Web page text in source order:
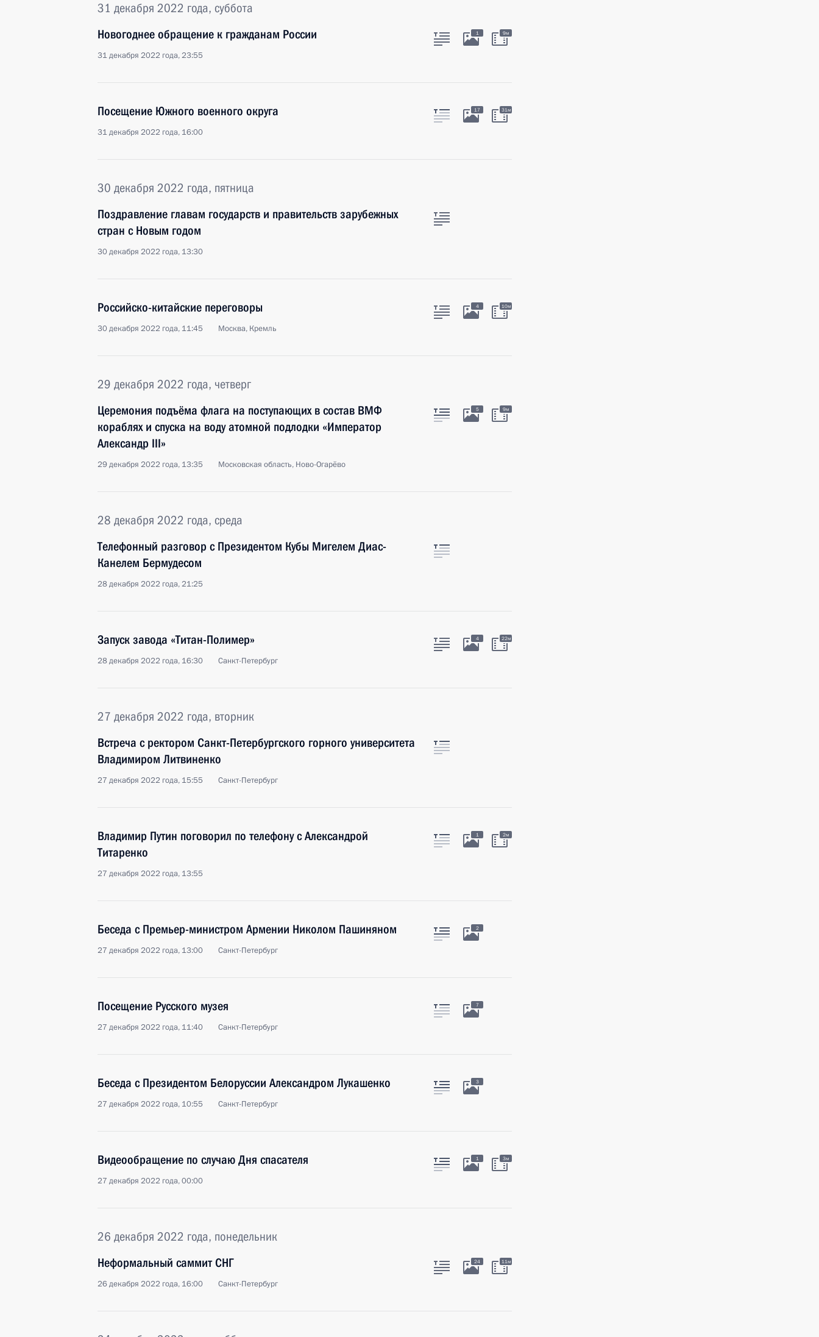
31 декабря 2022 года, суббота
Новогоднее обращение к гражданам России
31 декабря 2022 года, 23:55
1 9м
Посещение Южного военного округа
31 декабря 2022 года, 16:00
17 31м
30 декабря 2022 года, пятница
Поздравление главам государств и правительств зарубежных
стран с Новым годом
30 декабря 2022 года, 13:30
Российско-китайские переговоры
30 декабря 2022 года, 11:45 Москва, Кремль
4 10м
29 декабря 2022 года, четверг
Церемония подъёма флага на поступающих в состав ВМФ
кораблях и спуска на воду атомной подлодки «Император
Александр III»
29 декабря 2022 года, 13:35 Московская область, Ново-Огарёво
5 9м
28 декабря 2022 года, среда
Телефонный разговор с Президентом Кубы Мигелем Диас-
Канелем Бермудесом
28 декабря 2022 года, 21:25
Запуск завода «Титан-Полимер»
28 декабря 2022 года, 16:30 Санкт-Петербург
4 22м
27 декабря 2022 года, вторник
Встреча с ректором Санкт-Петербургского горного университета
Владимиром Литвиненко
27 декабря 2022 года, 15:55 Санкт-Петербург
Владимир Путин поговорил по телефону с Александрой
Титаренко
27 декабря 2022 года, 13:55
1 2м
Беседа с Премьер-министром Армении Николом Пашиняном
27 декабря 2022 года, 13:00 Санкт-Петербург
2
Посещение Русского музея
27 декабря 2022 года, 11:40 Санкт-Петербург
7
Беседа с Президентом Белоруссии Александром Лукашенко
27 декабря 2022 года, 10:55 Санкт-Петербург
3
Видеообращение по случаю Дня спасателя
27 декабря 2022 года, 00:00
1 3м
26 декабря 2022 года, понедельник
Неформальный саммит СНГ
26 декабря 2022 года, 16:00 Санкт-Петербург
24 11м